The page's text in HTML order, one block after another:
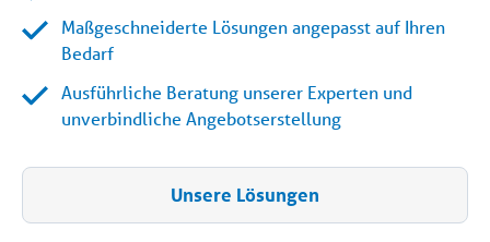
Maßgeschneiderte Lösungen angepasst auf Ihren
Bedarf
Ausführliche Beratung unserer Experten und
unverbindliche Angebotserstellung
Unsere Lösungen